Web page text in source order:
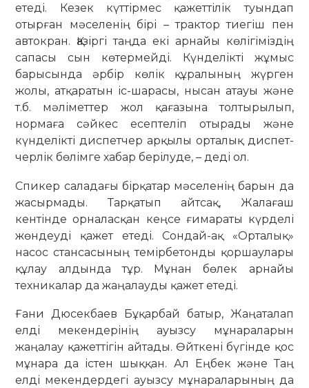
етеді. Кезек күттір­мес қажеттілік туындап
отырған мәсе­ленің бірі – трактор тиегіш пен
автокран. Қазіргі таңда екі арнайы көлігіміздің
сапасы сын көтермейді. Күнделікті жұ­мыс
барысында әрбір көлік құра­лының жүрген
жолы, атқаратын іс-шарасы, нысан атауы және
т.б. мәліметтер жол қағазына толтырылып,
нормаға сәй­кес есептеліп отырады және
күнде­лікті дис­петчер арқылы орталық диспет­
чер­лік бөлімге хабар берілуде, – деді ол.
Спикер саладағы бірқатар мәсе­ленің барын да
жасырмады. Тарқатып айтсақ, Жалағаш
кентінде орналасқан кеңсе ғимараты күрделі
жөндеуді қажет етеді. Сондай-ақ «Орталық»
насос стан­­сасының темірбетонды қор­шау­лары
құлау алдында тұр. Мұнан бөлек ар­­найы
техникалар да жаңалауды қа­жет етеді.
Ғани Дюсекбаев Бұқарбай батыр, Жаңаталап
елді мекендерінің ауызсу мұнараларын
жаңалау қажеттігін ай­тады. Өйткені бүгінде қос
мұнара да істен шыққан. Ал Еңбек және Таң
елді мекендердегі ауызсу мұнараларының да